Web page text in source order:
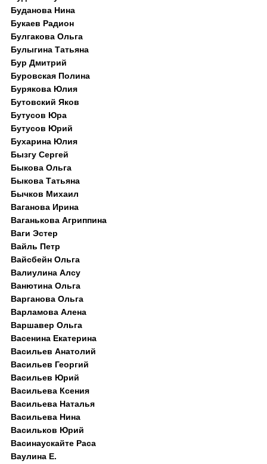
Буданова Нина
Букаев Радион
Булгакова Ольга
Булыгина Татьяна
Бур Дмитрий
Буровская Полина
Бурякова Юлия
Бутовский Яков
Бутусов Юра
Бутусов Юрий
Бухарина Юлия
Бызгу Сергей
Быкова Ольга
Быкова Татьяна
Бычков Михаил
Ваганова Ирина
Ваганькова Агриппина
Ваги Эстер
Вайль Петр
Вайсбейн Ольга
Валиулина Алсу
Ванютина Ольга
Варганова Ольга
Варламова Алена
Варшавер Ольга
Васенина Екатерина
Васильев Анатолий
Васильев Георгий
Васильев Юрий
Васильева Ксения
Васильева Наталья
Васильева Нина
Васильков Юрий
Васинаускайте Раса
Ваулина Е.